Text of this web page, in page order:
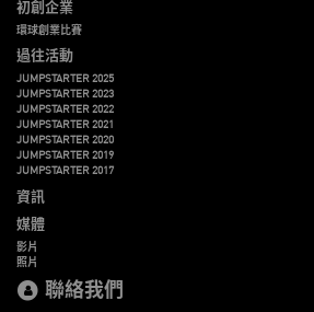
初創企業
環球創業比賽
過往活動
JUMPSTARTER 2025
JUMPSTARTER 2023
JUMPSTARTER 2022
JUMPSTARTER 2021
JUMPSTARTER 2020
JUMPSTARTER 2019
JUMPSTARTER 2017
資訊
媒體
影片
照片
聯絡我們